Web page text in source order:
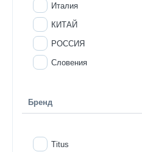
Италия
КИТАЙ
РОССИЯ
Словения
Бренд
Titus